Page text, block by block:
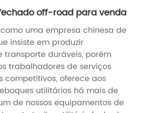
off-road para venda
como uma empresa chinesa de
insiste em produzir
transporte duráveis, porém
trabalhadores de serviços
competitivos, oferece aos
utilitários há mais de
de nossos equipamentos de